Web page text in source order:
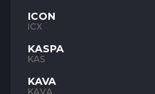
ICON
ICX
KASPA
KAS
KAVA
KAVA